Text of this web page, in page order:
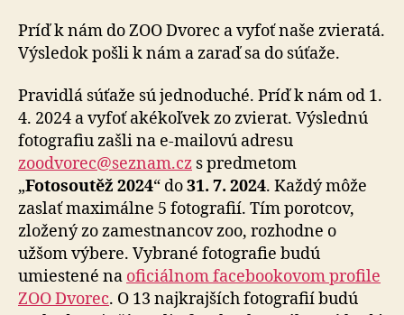
Príď k nám do ZOO Dvorec a vyfoť naše zvieratá.
Výsledok pošli k nám a zaraď sa do súťaže.
Pravidlá súťaže sú jednoduché. Príď k nám od 1.
4. 2024 a vyfoť akékoľvek zo zvierat. Výslednú
fotografiu zašli na e-mailovú adresu
zoodvorec@seznam.cz s predmetom
„Fotosoutěž 2024“ do31. 7. 2024. Každý môže
zaslať maximálne 5 fotografií. Tím porotcov,
zložený zo zamestnancov zoo, rozhodne o
užšom výbere. Vybrané fotografie budú
umiestené na oficiálnom facebookovom profile
ZOO Dvorec. O 13 najkrajších fotografií budú